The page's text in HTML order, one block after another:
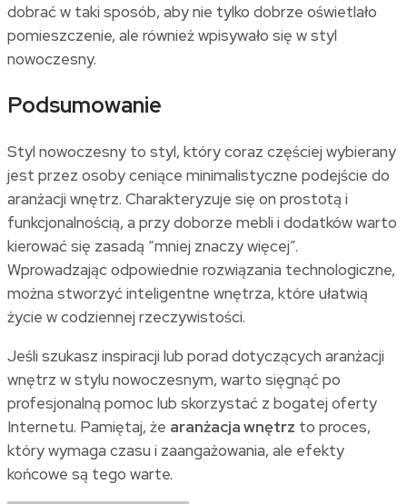
dobrać w taki sposób, aby nie tylko dobrze oświetlało
pomieszczenie, ale również wpisywało się w styl
nowoczesny.
Podsumowanie
Styl nowoczesny to styl, który coraz częściej wybierany
jest przez osoby ceniące minimalistyczne podejście do
aranżacji wnętrz. Charakteryzuje się on prostotą i
funkcjonalnością, a przy doborze mebli i dodatków warto
kierować się zasadą “mniej znaczy więcej”.
Wprowadzając odpowiednie rozwiązania technologiczne,
można stworzyć inteligentne wnętrza, które ułatwią
życie w codziennej rzeczywistości.
Jeśli szukasz inspiracji lub porad dotyczących aranżacji
wnętrz w stylu nowoczesnym, warto sięgnąć po
profesjonalną pomoc lub skorzystać z bogatej oferty
Internetu. Pamiętaj, że aranżacja wnętrz to proces,
który wymaga czasu i zaangażowania, ale efekty
końcowe są tego warte.